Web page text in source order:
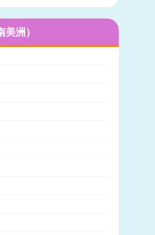
美洲）